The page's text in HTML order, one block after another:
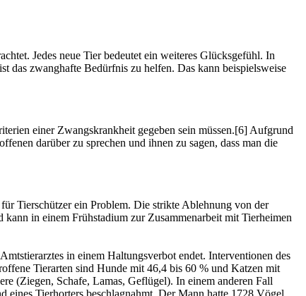
Jedes neue Tier bedeutet ein weiteres Glücksgefühl. In
das zwanghafte Bedürfnis zu helfen. Das kann beispielsweise
einer Zwangskrankheit gegeben sein müssen.[6] Aufgrund
darüber zu sprechen und ihnen zu sagen, dass man die
Tierschützer ein Problem. Die strikte Ablehnung von der
in einem Frühstadium zur Zusammenarbeit mit Tierheimen
in einem Haltungsverbot endet. Interventionen des
Tierarten sind Hunde mit 46,4 bis 60 % und Katzen mit
(Ziegen, Schafe, Lamas, Geflügel). In einem anderen Fall
eines Tierhorters beschlagnahmt. Der Mann hatte 1728 Vögel